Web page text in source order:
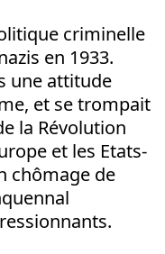
criminelle
en 1933.
une attitude
et se trompait
la Révolution
et les Etats-
chômage de